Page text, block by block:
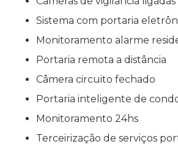
sistema com portaria
monitoramento alarme
portaria remota a distância
câmera circuito fechado
portaria inteligente de
monitoramento 24hs
terceirização de serviços